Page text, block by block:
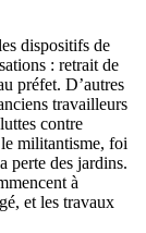
dispositifs de
: retrait de
préfet. D’autres
travailleurs
contre
militantisme, foi
perte des jardins.
à
et les travaux